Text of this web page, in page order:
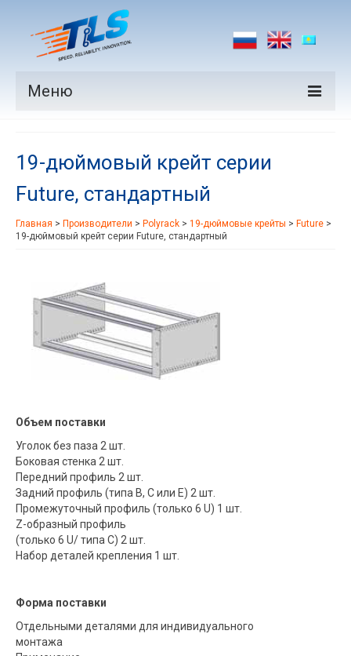
Меню
Производители
Рынки
Новости
19-дюймовый крейт серии
Future, стандартный
Главная > Производители > Polyrack > 19-дюймовые крейты > Future >
19-дюймовый крейт серии Future, стандартный
Объем поставки
Уголок без паза 2 шт.
Боковая стенка 2 шт.
Передний профиль 2 шт.
Задний профиль (типа B, C или E) 2 шт.
Промежуточный профиль (только 6 U) 1 шт.
Z-образный профиль
(только 6 U/ типа C) 2 шт.
Набор деталей крепления 1 шт.
Форма поставки
Отдельными деталями для индивидуального
монтажа